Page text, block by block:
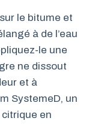
le bitume et
à de l’eau
le une
ne dissout
et à
SystemeD, un
citrique en